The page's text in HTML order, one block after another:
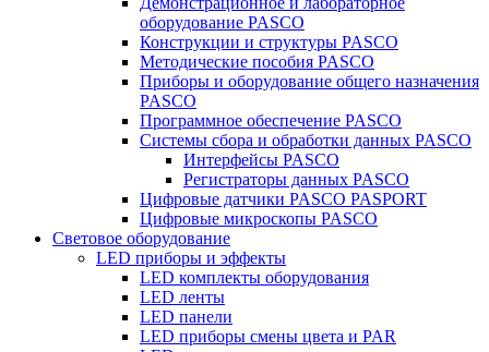
оборудование PASCO
Конструкции и структуры PASCO
Методические пособия PASCO
Приборы и оборудование общего назначения
PASCO
Программное обеспечение PASCO
Системы сбора и обработки данных PASCO
Интерфейсы PASCO
Регистраторы данных PASCO
Цифровые датчики PASCO PASPORT
Цифровые микроскопы PASCO
Световое оборудование
LED приборы и эффекты
LED комплекты оборудования
LED ленты
LED панели
LED приборы смены цвета и PAR